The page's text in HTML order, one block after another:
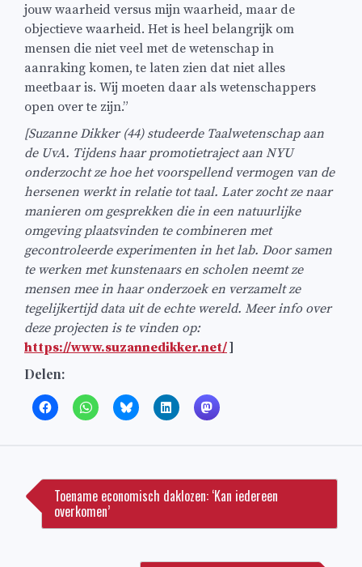
jouw waarheid versus mijn waarheid, maar de
objectieve waarheid. Het is heel belangrijk om
mensen die niet veel met de wetenschap in
aanraking komen, te laten zien dat niet alles
meetbaar is. Wij moeten daar als wetenschappers
open over te zijn.”
[Suzanne Dikker (44) studeerde Taalwetenschap aan
de UvA. Tijdens haar promotietraject aan NYU
onderzocht ze hoe het voorspellend vermogen van de
hersenen werkt in relatie tot taal. Later zocht ze naar
manieren om gesprekken die in een natuurlijke
omgeving plaatsvinden te combineren met
gecontroleerde experimenten in het lab. Door samen
te werken met kunstenaars en scholen neemt ze
mensen mee in haar onderzoek en verzamelt ze
tegelijkertijd data uit de echte wereld. Meer info over
deze projecten is te vinden op:
https://www.suzannedikker.net/]
Delen:
navigatie
Toename economisch daklozen: ‘Kan iedereen
overkomen’